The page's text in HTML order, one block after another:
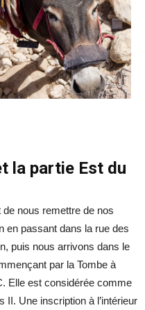
la partie Est du
nous remettre de nos
en passant dans la rue des
puis nous arrivons dans le
par la Tombe à
Elle est considérée comme
II. Une inscription à l’intérieur